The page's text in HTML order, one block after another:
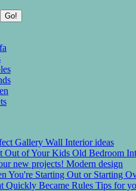
Go!
Gallery Wall Interior ideas
Out of Your Kids Old Bedroom
new projects! Modern design
You're Starting Out or Starting
Quickly Became Rules Tips for